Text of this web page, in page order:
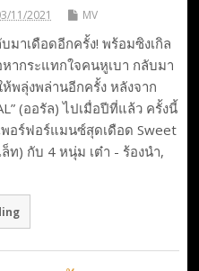
11/2021 MV
มาเดือดอีกครั้ง! พร้อมซิงเกิล
หากระแทกใจคนหูเบา กลับมา
พลุ่งพล่านอีกครั้ง หลังจาก
(ออรัล) ไปเมื่อปีที่แล้ว ครั้งนี้
พอร์ฟอร์แมนซ์สุดเดือด Sweet
ท) กับ 4 หนุ่ม เต๋า - ร้องนำ,